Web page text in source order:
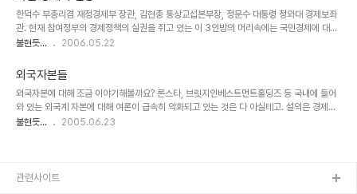
와 사회양극화는 동전의 양면이란 사실은 별로 강조하지 않는다. 동네 구멍가게들이 홈플러
스, 이마트 때문에 문을 닫고 동네 식당들도 할인점내 푸드코트에 밀려나고 있다. 물론 소비
자들의 후생이 그만큼 증대했을 수 있다. 그러나 취약부문 종사자들이 하나둘씩 몰락하면서
내수가 줄..
한덕수 부총리겸 재정경제부 장관, 김현종 통상교섭본부장, 정문수 대통령 청와대 경제보좌
관. 현재 참여정부의 경제정책의 실권을 쥐고 있는 이 3인방의 머리속에는 국민경제에 대한
개념이 전혀 없다. 대신 개방경제를 금과옥조처럼 맘속에 모시고 산다. 국민경제와 개방경제
가 희박하다는 점이다. 이들의 정책집행 과정을 살펴보면 문제가 한두가지가 아니지만 대표
적인 몇가지를 추려본다. 1. KT&G(옛 담배인삼공사)사태 수수방관 세계적인 기업사냥꾼인
칼 아이칸이 KT&G의 주식을 매집하며 경영참여를 선언했다. 그들은 한국인삼공사를 매각
할 것을 요구하는 등 과도한 경영개선 요구를 하면서 KT&G를 압박, 결국 주식차익을 얻어
내고 이사를..
불현듯... 2006.05.22
외국자본들
외국자본에 대해 조금 이야기해볼까요? 론스타, 브릿지인베스트먼트홀딩즈 등 국내에 들어
와 있는 외국계 자본에 대해 여론이 급속히 악화되고 있는 것은 다 아실테고. 설익은 경제민
족주의냐 아니냐는 논란이 있을 수 있지만 실제로 얘네들 하는 행태는 진짜 못됐다. 외국계
그런데 이 나라는 조세피난처로 유명한 라부안, 버뮤다, 바하마 등이 많다. 여기선 세금을 낼
불현듯... 2005.06.23
관련사이트